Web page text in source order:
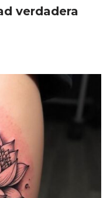
verdadera